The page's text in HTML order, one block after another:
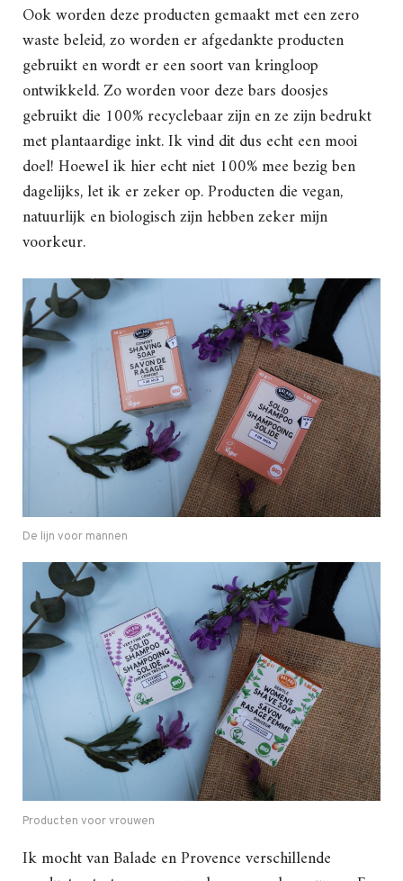
Ook worden deze producten gemaakt met een zero
waste beleid, zo worden er afgedankte producten
gebruikt en wordt er een soort van kringloop
ontwikkeld. Zo worden voor deze bars doosjes
gebruikt die 100% recyclebaar zijn en ze zijn bedrukt
met plantaardige inkt. Ik vind dit dus echt een mooi
doel! Hoewel ik hier echt niet 100% mee bezig ben
dagelijks, let ik er zeker op. Producten die vegan,
natuurlijk en biologisch zijn hebben zeker mijn
voorkeur.
De lijn voor mannen
Producten voor vrouwen
Ik mocht van Balade en Provence verschillende